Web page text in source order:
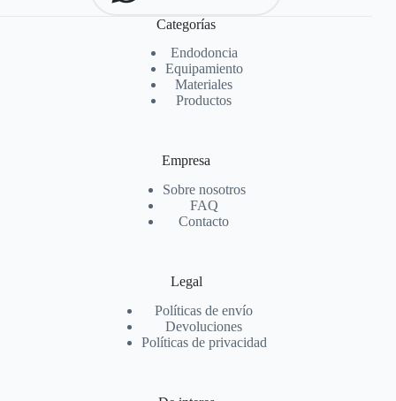
Categorías
Endodoncia
Equipamiento
Materiales
Productos
Empresa
Sobre nosotros
FAQ
Contacto
Legal
Políticas de envío
Devoluciones
Políticas de privacidad